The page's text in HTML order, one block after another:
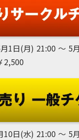
1日(月) 21:00 ～ 5
2,500
10日(水) 21:00 ～ 5